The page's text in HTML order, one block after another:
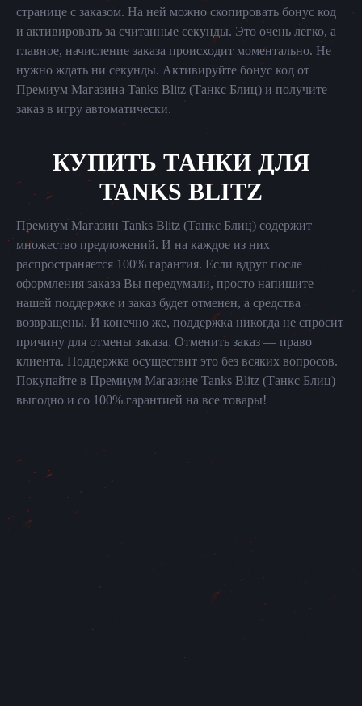
странице с заказом. На ней можно скопировать бонус код
и активировать за считанные секунды. Это очень легко, а
главное, начисление заказа происходит моментально. Не
нужно ждать ни секунды. Активируйте бонус код от
Премиум Магазина Tanks Blitz (Танкс Блиц) и получите
заказ в игру автоматически.
КУПИТЬ ТАНКИ ДЛЯ
TANKS BLITZ
Премиум Магазин Tanks Blitz (Танкс Блиц) содержит
множество предложений. И на каждое из них
распространяется 100% гарантия. Если вдруг после
оформления заказа Вы передумали, просто напишите
нашей поддержке и заказ будет отменен, а средства
возвращены. И конечно же, поддержка никогда не спросит
причину для отмены заказа. Отменить заказ — право
клиента. Поддержка осуществит это без всяких вопросов.
Покупайте в Премиум Магазине Tanks Blitz (Танкс Блиц)
выгодно и со 100% гарантией на все товары!